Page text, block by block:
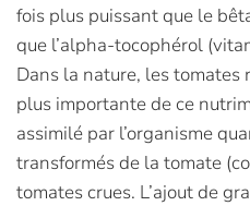
fois plus puissant que le
que l’alpha-tocophérol
Dans la nature, les tomates
plus importante de ce
assimilé par l’organisme
transformés de la tomate
tomates crues. L’ajout de